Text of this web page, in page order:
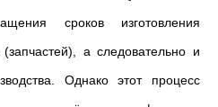
сроков изготовления
а следовательно и
Однако этот процесс